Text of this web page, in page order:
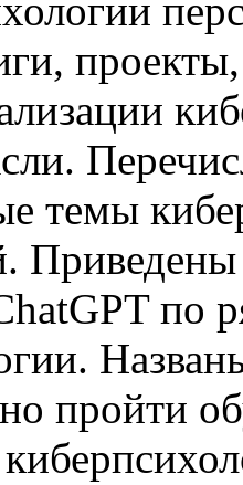
темы
Приведены
по
пройти